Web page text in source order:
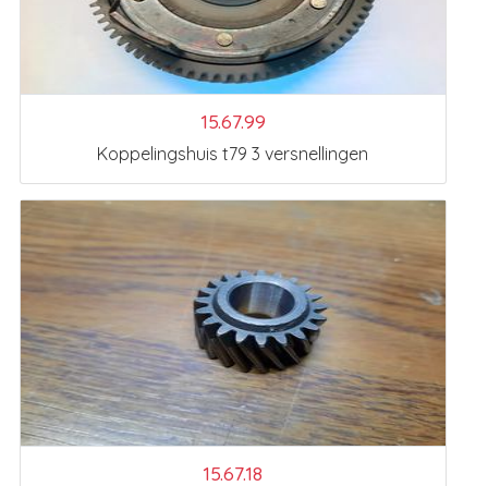
15.67.99
Koppelingshuis t79 3 versnellingen
15.67.18